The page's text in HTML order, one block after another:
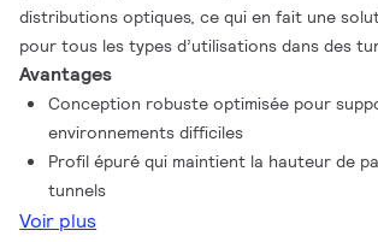
distributions optiques, ce qui en fait une
pour tous les types d’utilisations dans des
passages inférieurs. Comprend Service Tag,
de Signify de fournir une assistance tout au
produit.
Avantages
Conception robuste optimisée pour
environnements difficiles
Profil épuré qui maintient la hauteur de
tunnels
Voir plus